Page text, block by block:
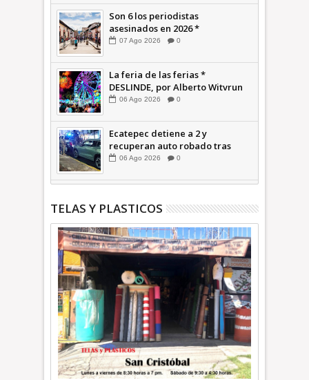
INFORMATIVA
Son 6 los periodistas
asesinados en 2026 *
COMENTARIO A TIEMPO
07 Ago 2026 0
La feria de las ferias *
DESLINDE, por Alberto Witvrun
06 Ago 2026 0
Ecatepec detiene a 2 y
recuperan auto robado tras
operativo con Tecámac +Video
06 Ago 2026 0
TELAS Y PLASTICOS